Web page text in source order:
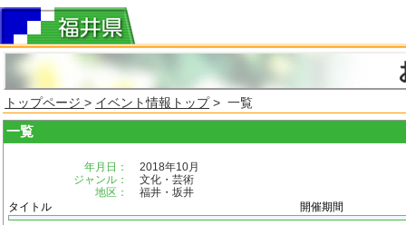
トップページ > イベント情報トップ> 一覧
一覧
年月日：
2018年10月
ジャンル：
文化・芸術
地区：
福井・坂井
タイトル
開催期間